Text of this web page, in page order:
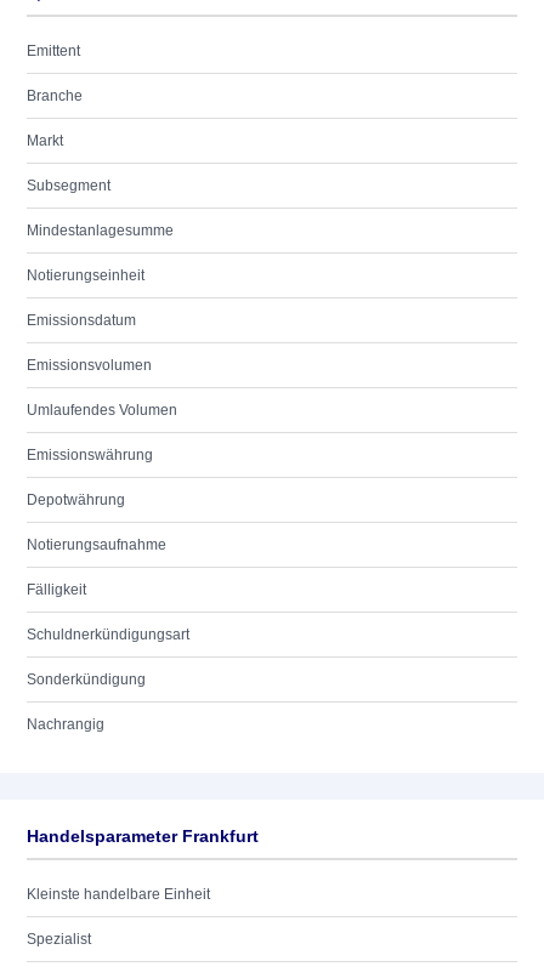
Emittent
Branche
Markt
Subsegment
Mindestanlagesumme
Notierungseinheit
Emissionsdatum
Emissionsvolumen
Umlaufendes Volumen
Emissionswährung
Depotwährung
Notierungsaufnahme
Fälligkeit
Schuldnerkündigungsart
Sonderkündigung
Nachrangig
Handelsparameter Frankfurt
Kleinste handelbare Einheit
Spezialist